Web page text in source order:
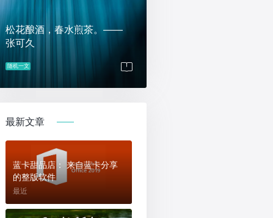
松花酿酒，春水煎茶。——
张可久
随机一文
最新文章
蓝卡甜品店： 来自蓝卡分享
的整版软件
最近